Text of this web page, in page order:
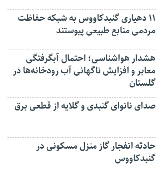
۱۱ دهیاری گنبدکاووس به شبکه حفاظت
مردمی منابع طبیعی پیوستند
هشدار هواشناسی؛ احتمال آبگرفتگی
معابر و افزایش ناگهانی آب رودخانه‌ها در
گلستان
صدای نانوای گنبدی و گلایه از قطعی برق
حادثه انفجار گاز منزل مسکونی در
گنبدکاووس